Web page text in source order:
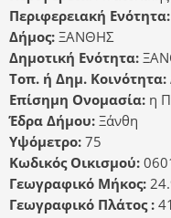
Περιφερειακή Ενότητα:
Δήμος: ΞΑΝΘΗΣ
Δημοτική Ενότητα:
Τοπ. ή Δημ. Κοινότητα:
Επίσημη Ονομασία: η
Έδρα Δήμου: Ξάνθη
Υψόμετρο: 75
Κωδικός Οικισμού:
Γεωγραφικό Μήκος:
Γεωγραφικό Πλάτος :